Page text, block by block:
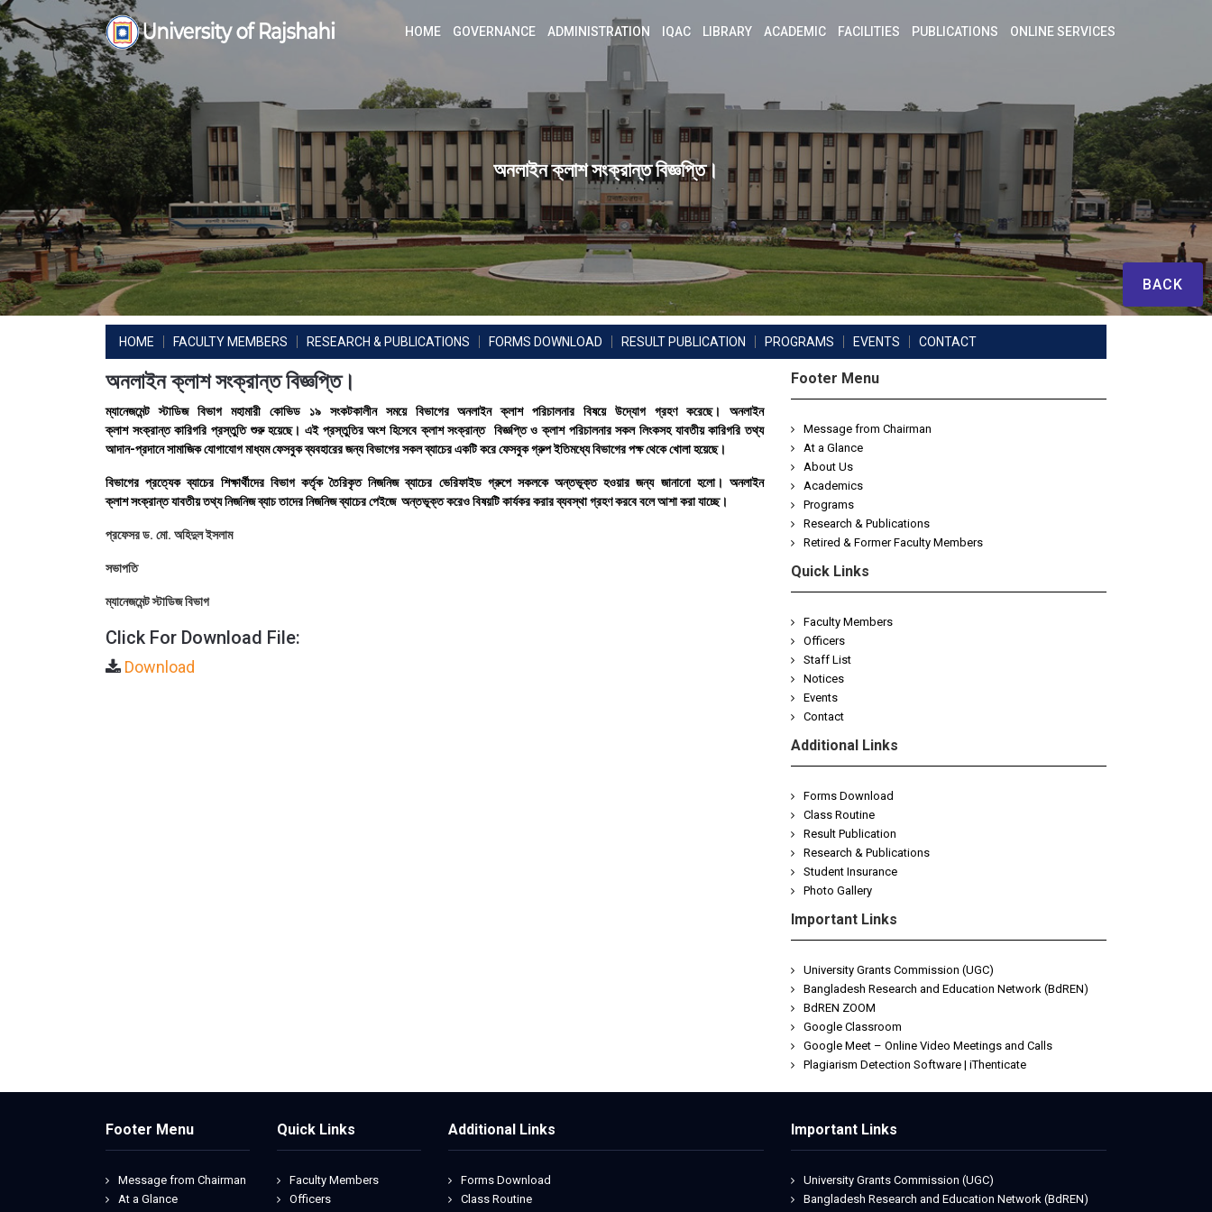
Skip
to
content
HOME GOVERNANCE ADMINISTRATION IQAC LIBRARY ACADEMIC FACILITIES PUBLICATIONS ONLINE SERVICES
অনলাইন ক্লাশ সংক্রান্ত বিজ্ঞপ্তি।
BACK
HOME FACULTY MEMBERS RESEARCH & PUBLICATIONS FORMS DOWNLOAD RESULT PUBLICATION PROGRAMS EVENTS CONTACT
অনলাইন ক্লাশ সংক্রান্ত বিজ্ঞপ্তি।
ম্যানেজমেন্ট স্টাডিজ বিভাগ মহামারী কোভিড ১৯ সংকটকালীন সময়ে বিভাগের অনলাইন ক্লাশ পরিচালনার বিষয়ে উদ্যোগ গ্রহণ করেছে। অনলাইন
ক্লাশ সংক্রান্ত কারিগরি প্রস্তুতি শুরু হয়েছে। এই প্রস্তুতির অংশ হিসেবে ক্লাশ সংক্রান্ত বিজ্ঞপ্তি ও ক্লাশ পরিচালনার সকল লিংকসহ যাবতীয় কারিগরি তথ্য
আদান-প্রদানে সামাজিক যোগাযোগ মাধ্যম ফেসবুক ব্যবহারের জন্য বিভাগের সকল ব্যাচের একটি করে ফেসবুক গ্রুপ ইতিমধ্যে বিভাগের পক্ষ থেকে খোলা হয়েছে।
বিভাগেরপ্রত্যেক ব্যাচের শিক্ষার্থীদের বিভাগ কর্তৃক তৈরিকৃত নিজনিজ ব্যাচের ভেরিফাইড গ্রুপে সকলকে অন্তভূক্ত হওয়ার জন্য জানানো হলো। অনলাইন
ক্লাশ সংক্রান্ত যাবতীয় তথ্য নিজনিজ ব্যাচ তাদের নিজনিজ ব্যাচের পেইজে অন্তভূক্ত করেও বিষয়টি কার্যকর করার ব্যবস্থা গ্রহণ করবে বলে আশা করা যাচ্ছে।
প্রফেসর ড. মো. অহিদুল ইসলাম
সভাপতি
ম্যানেজমেন্ট স্টাডিজ বিভাগ
Click For Download File:
Download
Footer Menu
Message from Chairman
At a Glance
About Us
Academics
Programs
Research & Publications
Retired & Former Faculty Members
Quick Links
Faculty Members
Officers
Staff List
Notices
Events
Contact
Additional Links
Forms Download
Class Routine
Result Publication
Research & Publications
Student Insurance
Photo Gallery
Important Links
University Grants Commission (UGC)
Bangladesh Research and Education Network (BdREN)
BdREN ZOOM
Google Classroom
Google Meet – Online Video Meetings and Calls
Plagiarism Detection Software | iThenticate
Footer Menu
Message from Chairman
At a Glance
Quick Links
Faculty Members
Officers
Additional Links
Forms Download
Class Routine
Important Links
University Grants Commission (UGC)
Bangladesh Research and Education Network (BdREN)